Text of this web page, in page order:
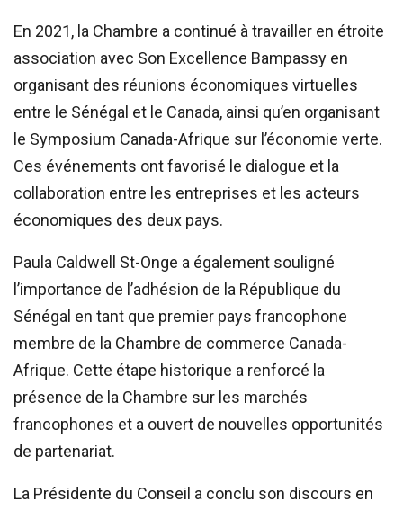
En 2021, la Chambre a continué à travailler en étroite
association avec Son Excellence Bampassy en
organisant des réunions économiques virtuelles
entre le Sénégal et le Canada, ainsi qu’en organisant
le Symposium Canada-Afrique sur l’économie verte.
Ces événements ont favorisé le dialogue et la
collaboration entre les entreprises et les acteurs
économiques des deux pays.
Paula Caldwell St-Onge a également souligné
l’importance de l’adhésion de la République du
Sénégal en tant que premier pays francophone
membre de la Chambre de commerce Canada-
Afrique. Cette étape historique a renforcé la
présence de la Chambre sur les marchés
francophones et a ouvert de nouvelles opportunités
de partenariat.
La Présidente du Conseil a conclu son discours en